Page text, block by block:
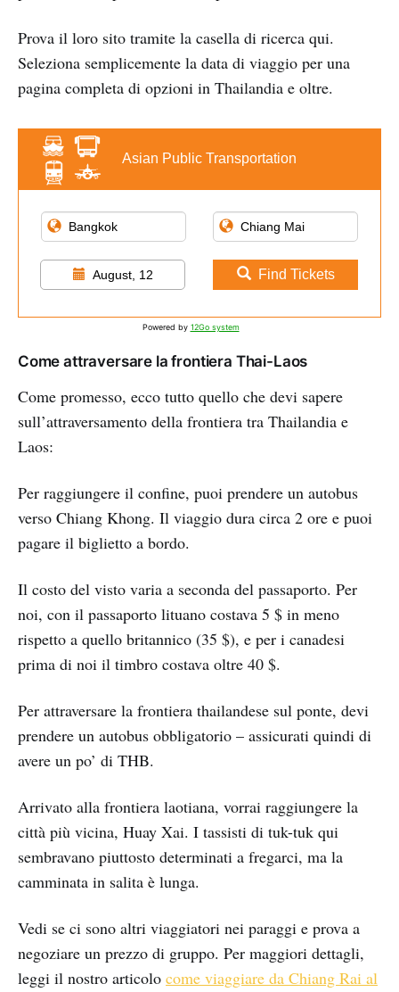
Prova il loro sito tramite la casella di ricerca qui.
Seleziona semplicemente la data di viaggio per una
pagina completa di opzioni in Thailandia e oltre.
Asian Public Transportation
August, 12 Find Tickets
Powered by 12Go system
Come attraversare la frontiera Thai-Laos
Come promesso, ecco tutto quello che devi sapere
sull’attraversamento della frontiera tra Thailandia e
Laos:
Per raggiungere il confine, puoi prendere un autobus
verso Chiang Khong. Il viaggio dura circa 2 ore e puoi
pagare il biglietto a bordo.
Il costo del visto varia a seconda del passaporto. Per
noi, con il passaporto lituano costava 5 $ in meno
rispetto a quello britannico (35 $), e per i canadesi
prima di noi il timbro costava oltre 40 $.
Per attraversare la frontiera thailandese sul ponte, devi
prendere un autobus obbligatorio – assicurati quindi di
avere un po’ di THB.
Arrivato alla frontiera laotiana, vorrai raggiungere la
città più vicina, Huay Xai. I tassisti di tuk-tuk qui
sembravano piuttosto determinati a fregarci, ma la
camminata in salita è lunga.
Vedi se ci sono altri viaggiatori nei paraggi e prova a
negoziare un prezzo di gruppo. Per maggiori dettagli,
leggi il nostro articolo come viaggiare da Chiang Rai al